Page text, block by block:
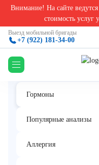
Внимание! На сайте
стоимость услуг
Выезд мобильной бригады
+7 (922) 181-34-00
Анализы на гормоны в
Гормоны
Популярные анализы
Аллергия